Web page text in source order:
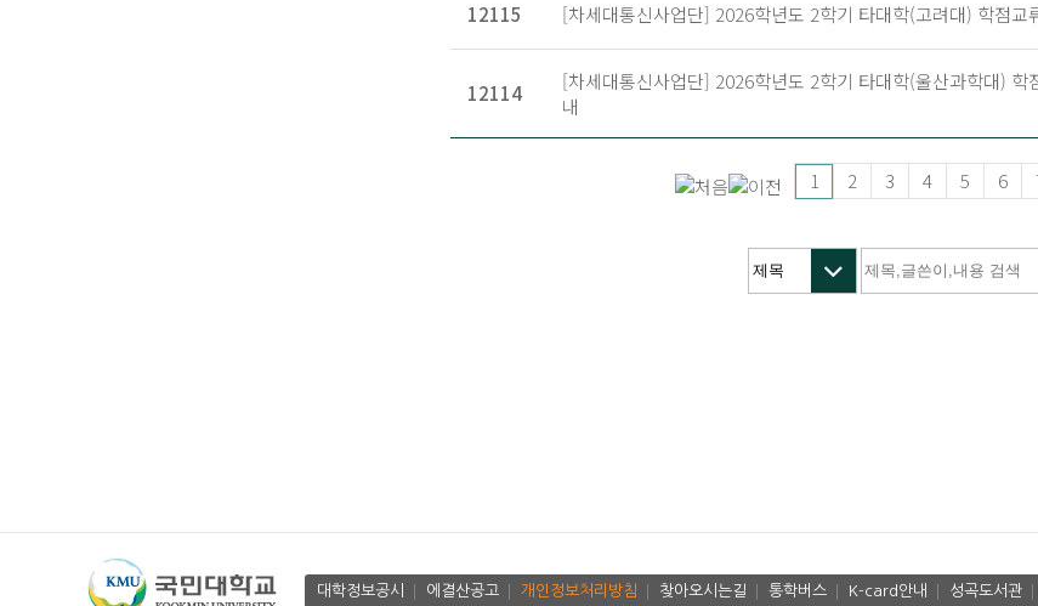
12115 [차세대통신사업단] 2026학년도 2학기 타대학(고려대) 학점교
12114
[차세대통신사업단] 2026학년도 2학기 타대학(울산과학대) 학
내
1 2 3 4 5 6
대학정보공시 에결산공고 개인정보처리방침 찾아오시는길 통학버스 K-card안내 성곡도서관